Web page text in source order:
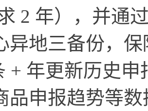
2 年），并通
异地三备份，
+ 年更新历史
品申报趋势等